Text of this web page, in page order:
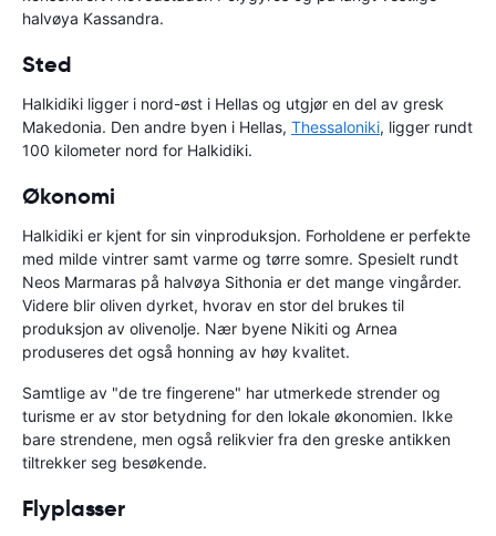
halvøya Kassandra.
Sted
Halkidiki ligger i nord-øst i Hellas og utgjør en del av gresk
Makedonia. Den andre byen i Hellas, Thessaloniki, ligger rundt
100 kilometer nord for Halkidiki.
Økonomi
Halkidiki er kjent for sin vinproduksjon. Forholdene er perfekte
med milde vintrer samt varme og tørre somre. Spesielt rundt
Neos Marmaras på halvøya Sithonia er det mange vingårder.
Videre blir oliven dyrket, hvorav en stor del brukes til
produksjon av olivenolje. Nær byene Nikiti og Arnea
produseres det også honning av høy kvalitet.
Samtlige av "de tre fingerene" har utmerkede strender og
turisme er av stor betydning for den lokale økonomien. Ikke
bare strendene, men også relikvier fra den greske antikken
tiltrekker seg besøkende.
Flyplasser